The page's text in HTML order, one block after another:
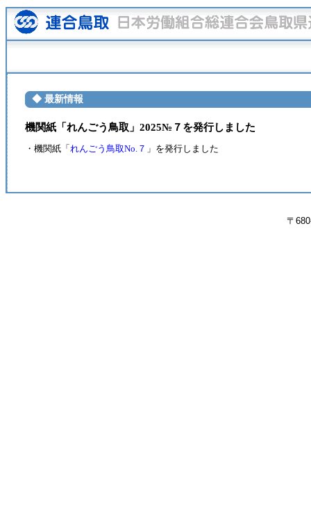
◆ 最新情報
機関紙「れんごう鳥取」2025№７を発行しました
・機関紙「 れんごう鳥取No.７ 」を発行しました
〒